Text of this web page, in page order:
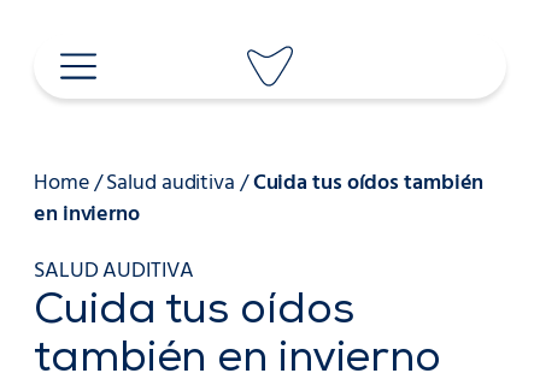
contenido
Home/Salud auditiva/Cuida tus oídos también
en invierno
SALUD AUDITIVA
Cuida tus oídos
también en invierno